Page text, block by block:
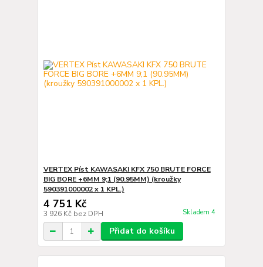
VERTEX Píst KAWASAKI KFX 750 BRUTE FORCE
BIG BORE +6MM 9;1 (90.95MM) (kroužky
590391000002 x 1 KPL.)
4 751 Kč
3 926 Kč bez DPH Skladem 4
Přidat do košíku